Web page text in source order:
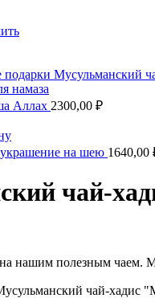
подарки Мусульманский
Аллах 2300,00 ₽
на шею 1640,00
чай-
нашим полезным чаем.
чай-хадис